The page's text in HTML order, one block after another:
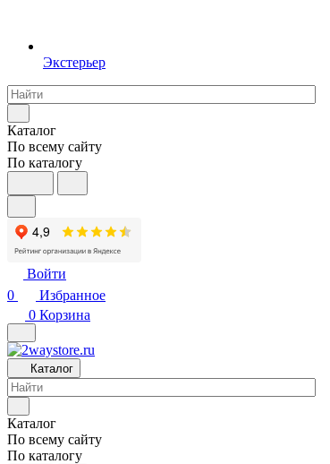
Экстерьер
Каталог
По всему сайту
По каталогу
Войти
0
Избранное
0 Корзина
Каталог
Каталог
По всему сайту
По каталогу